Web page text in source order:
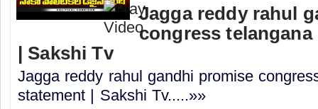
Jagga reddy rahul
congress
| Sakshi Tv
Jagga reddy rahul gandhi promise
statement | Sakshi Tv.....»»